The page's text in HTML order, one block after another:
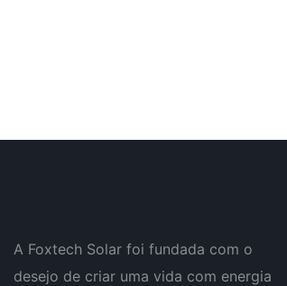
A Foxtech Solar foi fundada com o
desejo de criar uma vida com energia